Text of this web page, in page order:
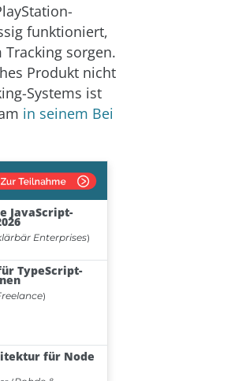
funktioniert,
sorgen.
Produkt nicht
Systems ist
in seinem Bei